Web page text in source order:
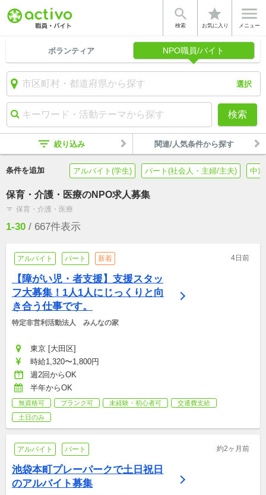

検索
star
お気に入り

メニュー
ボランティア NPO職員/バイト
選択
検索
filter_list 絞り込み 関連/人気条件から探す
条件を追加 アルバイト(学生) パート(社会人・主婦/主夫) 中
保育・介護・医療のNPO求人募集
filter_list 保育・介護・医療
1-30 / 667件表示
アルバイト パート 新着 4日前
【障がい児・者支援】支援スタッ
フ大募集！1人1人にじっくりと向
き合う仕事です。
特定非営利活動法人　みんなの家
東京 [大田区]
時給1,320〜1,800円
週2回からOK
半年からOK
無資格可 ブランク可 未経験・初心者可
交通費支給
土日のみ
アルバイト パート 約2ヶ月前
池袋本町プレーパークで土日祝日
のアルバイト募集